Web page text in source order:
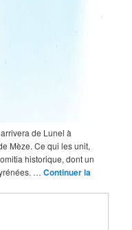
de Lunel à
Mèze. Ce qui les unit,
historique, dont un
…Continuer la